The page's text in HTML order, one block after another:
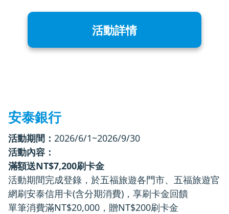
活動詳情
安泰銀行
活動期間： 2026/6/1~2026/9/30
活動內容：
滿額送NT$7,200刷卡金
活動期間完成登錄，於五福旅遊各門市、五福旅遊官
網刷安泰信用卡(含分期消費)，享刷卡金回饋
單筆消費滿NT$20,000，贈NT$200刷卡金